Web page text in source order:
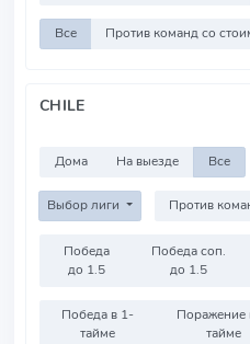
Все
CHILE
Дома На выезде Все
Выбор лиги
Победа
до 1.5
Победа соп.
до 1.5
Победа в 1-
тайме
Поражение
тайме